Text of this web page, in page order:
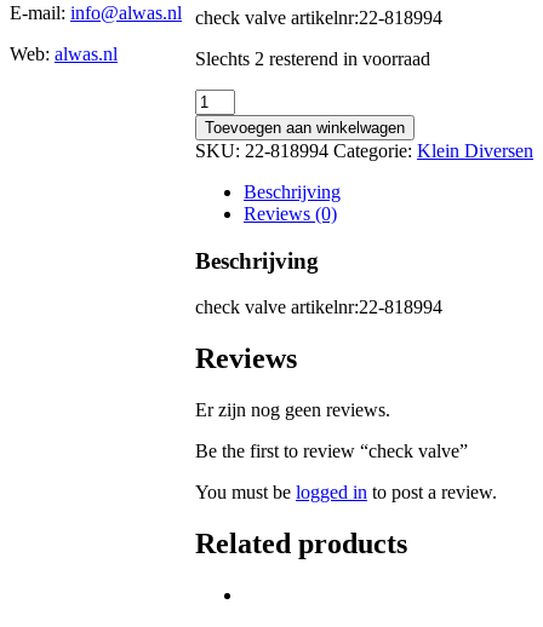
check valve artikelnr:22-818994
Slechts 2 resterend in voorraad
check
valve
quantity
Toevoegen aan winkelwagen
SKU: 22-818994 Categorie: Klein Diversen
Beschrijving
Reviews (0)
Beschrijving
check valve artikelnr:22-818994
Reviews
Er zijn nog geen reviews.
Be the first to review “check valve”
You must be logged in to post a review.
Related products
E-mail: info@alwas.nl
Web: alwas.nl